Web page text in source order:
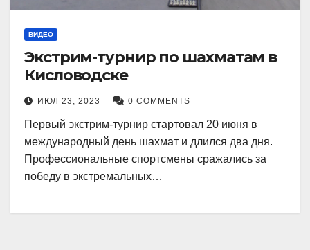
ВИДЕО
Экстрим-турнир по шахматам в
Кисловодске
ИЮЛ 23, 2023 0 COMMENTS
Первый экстрим-турнир стартовал 20 июня в
международный день шахмат и длился два дня.
Профессиональные спортсмены сражались за
победу в экстремальных…